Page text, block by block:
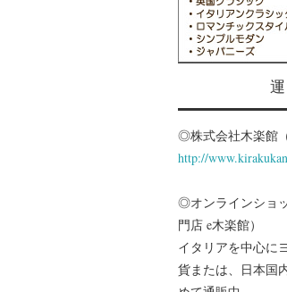
◎株式会社木楽館
http://
◎オンラインショ
門店 e木楽館）
イタリアを中心に
貨または、日本国